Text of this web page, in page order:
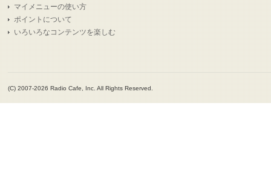
マイメニューの使い方
ポイントについて
いろいろなコンテンツを楽しむ
(C) 2007-2026 Radio Cafe, Inc. All Rights Reserved.